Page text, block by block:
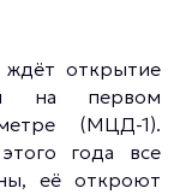
открытие
на первом
(МЦД-1).
года все
её откроют